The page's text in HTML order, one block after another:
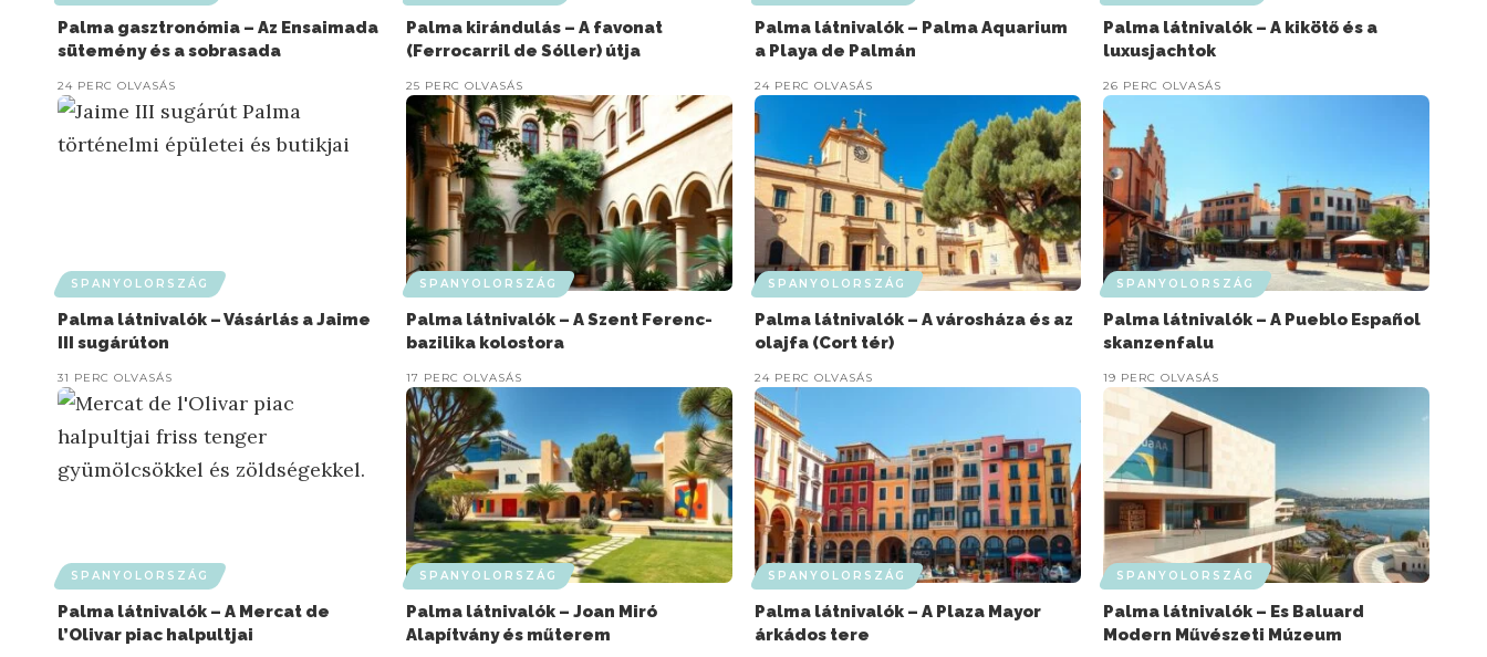
Palma gasztronómia – Az Ensaimada
sütemény és a sobrasada
24 PERC OLVASÁS
Palma kirándulás – A favonat
(Ferrocarril de Sóller) útja
25 PERC OLVASÁS
Palma látnivalók – Palma Aquarium
a Playa de Palmán
24 PERC OLVASÁS
Palma látnivalók – A kikötő és a
luxusjachtok
26 PERC OLVASÁS
SPANYOLORSZÁG
Palma látnivalók – Vásárlás a Jaime
III sugárúton
31 PERC OLVASÁS
SPANYOLORSZÁG
Palma látnivalók – A Szent Ferenc-
bazilika kolostora
17 PERC OLVASÁS
SPANYOLORSZÁG
Palma látnivalók – A városháza és az
olajfa (Cort tér)
24 PERC OLVASÁS
SPANYOLORSZÁG
Palma látnivalók – A Pueblo Español
skanzenfalu
19 PERC OLVASÁS
SPANYOLORSZÁG
Palma látnivalók – A Mercat de
l’Olivar piac halpultjai
SPANYOLORSZÁG
Palma látnivalók – Joan Miró
Alapítvány és műterem
SPANYOLORSZÁG
Palma látnivalók – A Plaza Mayor
árkádos tere
SPANYOLORSZÁG
Palma látnivalók – Es Baluard
Modern Művészeti Múzeum